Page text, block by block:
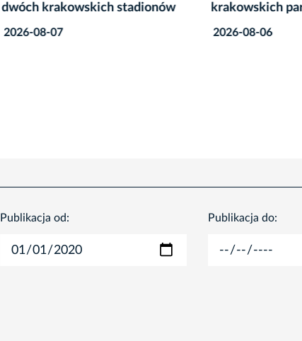
dwóch krakowskich stadionów
2026-08-07
krakowskich
2026-08-06
Publikacja od: Publikacja do: